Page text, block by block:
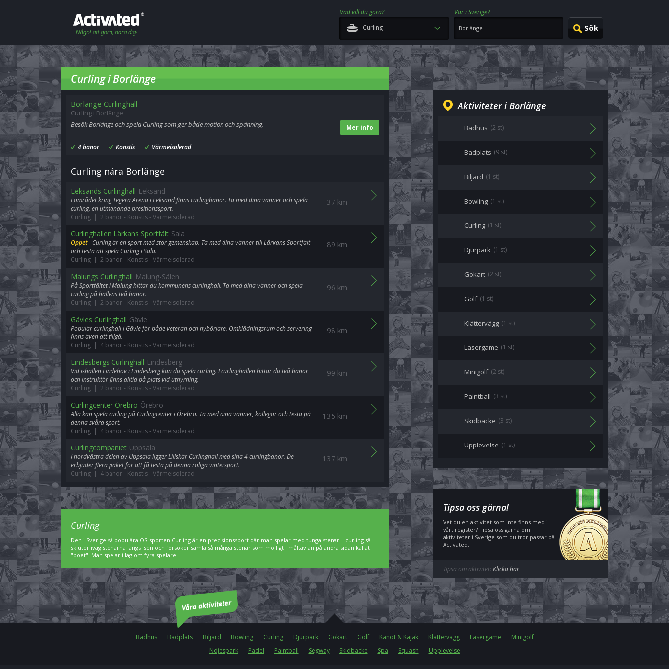
Vad vill du göra?
Var i Sverige?
Curling
Curling i Borlänge
Borlänge Curlinghall
Curling i Borlänge
Mer info
Besök Borlänge och spela Curling som ger både motion och spänning.
4 banor Konstis Värmeisolerad
Curling nära Borlänge
37 km
Leksands Curlinghall Leksand
I området kring Tegera Arena i Leksand finns curlingbanor. Ta med dina vänner och spela
curling, en utmanande presitionssport.
Curling | 2 banor- Konstis- Värmeisolerad
89 km
Curlinghallen Lärkans Sportfält Sala
Öppet- Curling är en sport med stor gemenskap. Ta med dina vänner till Lärkans Sportfält
och testa att spela Curling i Sala.
Curling | 2 banor- Konstis- Värmeisolerad
96 km
Malungs Curlinghall Malung-Sälen
På Sportfältet i Malung hittar du kommunens curlinghall. Ta med dina vänner och spela
curling på hallens två banor.
Curling | 2 banor- Konstis- Värmeisolerad
98 km
Gävles Curlinghall Gävle
Populär curlinghall i Gävle för både veteran och nybörjare. Omklädningsrum och servering
finns även att tillgå.
Curling | 4 banor- Konstis- Värmeisolerad
99 km
Lindesbergs Curlinghall Lindesberg
Vid ishallen Lindehov i Lindesberg kan du spela curling. I curlinghallen hittar du två banor
och instruktör finns alltid på plats vid uthyrning.
Curling | 2 banor- Konstis- Värmeisolerad
135 km
Curlingcenter Örebro Örebro
Alla kan spela curling på Curlingcenter i Örebro. Ta med dina vänner, kollegor och testa på
denna svåra sport.
Curling | 4 banor- Konstis- Värmeisolerad
137 km
Curlingcompaniet Uppsala
I nordvästra delen av Uppsala ligger Lillskär Curlinghall med sina 4 curlingbanor. De
erbjuder flera paket för att få testa på denna roliga vintersport.
Curling | 4 banor- Konstis- Värmeisolerad
Aktiviteter i Borlänge
Badhus (2 st)
Badplats (9 st)
Biljard (1 st)
Bowling (1 st)
Curling (1 st)
Djurpark (1 st)
Gokart (2 st)
Golf (1 st)
Klättervägg (1 st)
Lasergame (1 st)
Minigolf (2 st)
Paintball (3 st)
Skidbacke (3 st)
Upplevelse (1 st)
Tipsa oss gärna!
Vet du en aktivitet som inte finns med i
vårt register? Tipsa oss gärna om
aktiviteter i Sverige som du tror passar på
Activated.
Tipsa om aktivitet:Klicka här
Curling
Den i Sverige så populära OS-sporten Curling är en precisionssport där man spelar med tunga stenar. I curling så
skjuter iväg stenarna längs isen och försöker samla så många stenar som möjligt i måltavlan på andra sidan kallat
"boet". Man spelar i lag om fyra spelare.
Badhus Badplats Biljard Bowling Curling Djurpark Gokart Golf Kanot & Kajak Klättervägg Lasergame
Minigolf
Nöjespark
Padel Paintball Segway Skidbacke Spa Squash Upplevelse